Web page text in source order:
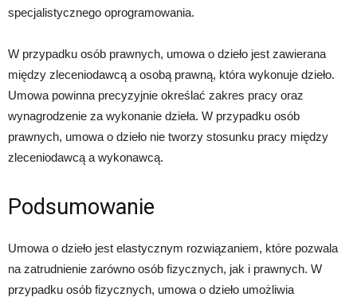
specjalistycznego oprogramowania.
W przypadku osób prawnych, umowa o dzieło jest zawierana
między zleceniodawcą a osobą prawną, która wykonuje dzieło.
Umowa powinna precyzyjnie określać zakres pracy oraz
wynagrodzenie za wykonanie dzieła. W przypadku osób
prawnych, umowa o dzieło nie tworzy stosunku pracy między
zleceniodawcą a wykonawcą.
Podsumowanie
Umowa o dzieło jest elastycznym rozwiązaniem, które pozwala
na zatrudnienie zarówno osób fizycznych, jak i prawnych. W
przypadku osób fizycznych, umowa o dzieło umożliwia